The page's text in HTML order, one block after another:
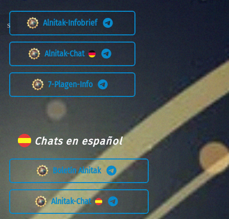
Alnitak-Infobrief
Alnitak-Chat
7-Plagen-Info
Chats en español
Boletín Alnitak
Alnitak-Chat